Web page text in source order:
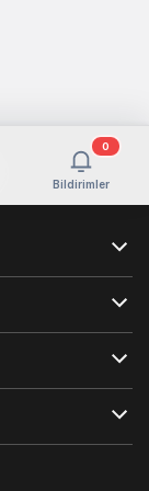
Bildirimler
0